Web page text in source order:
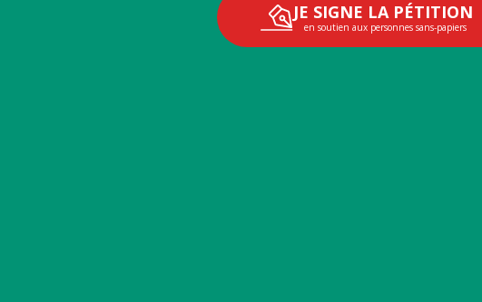
JE SIGNE LA PÉTITION
en soutien aux personnes sans-papiers